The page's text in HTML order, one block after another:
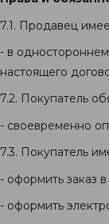
7.1. Продавец
- в
настоящего
7.2. Покупатель
- своевременно
7.3. Покупатель
- оформить заказ
- оформить